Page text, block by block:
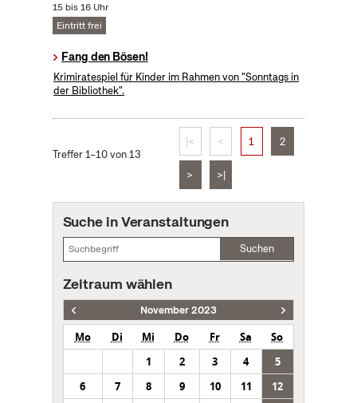
15 bis 16 Uhr
Eintritt frei
Fang den Bösen!
Krimiratespiel für Kinder im Rahmen von "Sonntags in
der Bibliothek".
Treffer 1–10 von 13
|< < 1 2
> >|
Suche in Veranstaltungen
Suchen
Zeitraum wählen
November 2023
Mo Di Mi Do Fr Sa
So
1
2 3 4
5
6
7 8 9 10 11
12